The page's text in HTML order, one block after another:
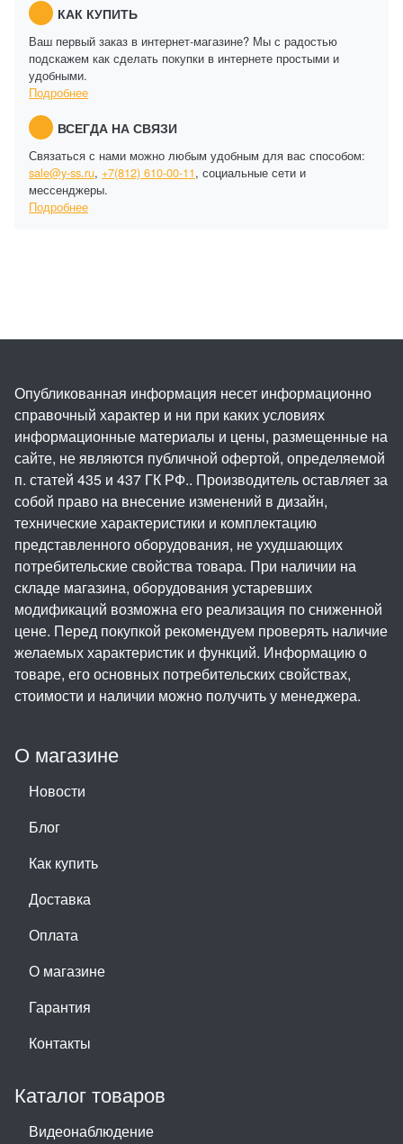
КАК КУПИТЬ
Ваш первый заказ в интернет-магазине? Мы с радостью
подскажем как сделать покупки в интернете простыми и
удобными.
Подробнее
ВСЕГДА НА СВЯЗИ
Связаться с нами можно любым удобным для вас способом:
sale@y-ss.ru, +7(812) 610-00-11, социальные сети и
мессенджеры.
Подробнее
О магазине
Новости
Блог
Как купить
Доставка
Оплата
О магазине
Гарантия
Контакты
Каталог товаров
Видеонаблюдение
Опубликованная информация несет информационно
справочный характер и ни при каких условиях
информационные материалы и цены, размещенные на
сайте, не являются публичной офертой, определяемой
п. статей 435 и 437 ГК РФ.. Производитель оставляет за
собой право на внесение изменений в дизайн,
технические характеристики и комплектацию
представленного оборудования, не ухудшающих
потребительские свойства товара. При наличии на
складе магазина, оборудования устаревших
модификаций возможна его реализация по сниженной
цене. Перед покупкой рекомендуем проверять наличие
желаемых характеристик и функций. Информацию о
товаре, его основных потребительских свойствах,
стоимости и наличии можно получить у менеджера.